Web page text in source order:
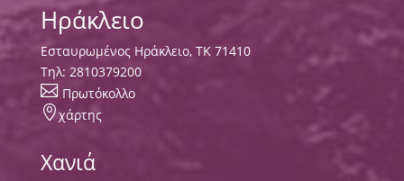
Ηράκλειο
Εσταυρωμένος Ηράκλειο, ΤΚ 71410
Τηλ: 2810379200
 Πρωτόκολλο
χάρτης
Χανιά